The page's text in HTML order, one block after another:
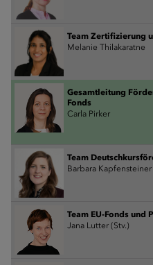
Team Zertifizierung
Melanie Thilakaratne
Gesamtleitung
Fonds
Carla Pirker
Team
Barbara Kapfensteiner
Team EU-Fonds
Jana Lutter (Stv.)